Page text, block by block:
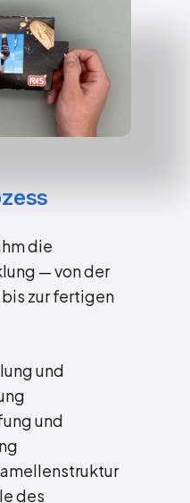
die
— von der
zur fertigen
und
und
des